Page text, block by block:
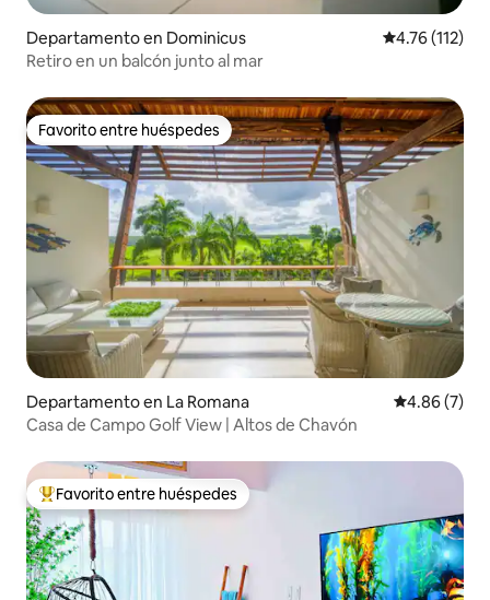
Departamento en Dominicus Calificación
4.76 (112)
Retiro en un balcón junto al mar
Favorito entre huéspedes
Favorito entre huéspedes
Departamento en La Romana Calificación
4.86 (7)
Casa de Campo Golf View | Altos de Chavón
De los mejores en Favorito entre huéspedes
Favorito entre huéspedes